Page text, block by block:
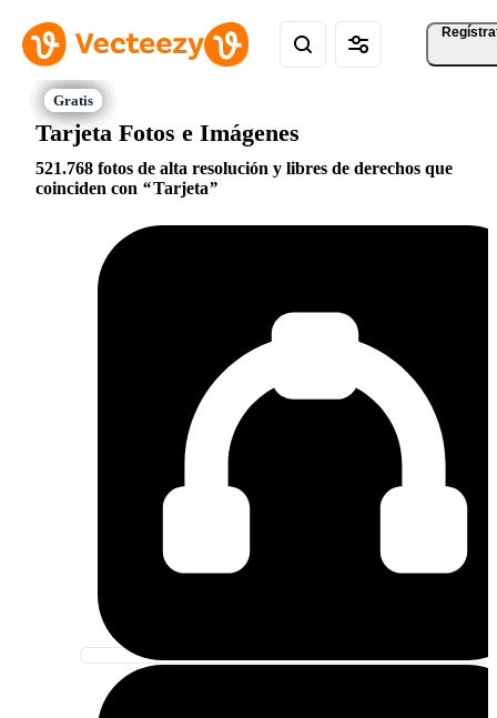
Tarjeta Fotos e Imágenes
521.768 fotos de alta resolución y libres de derechos que
coinciden con
Tarjeta